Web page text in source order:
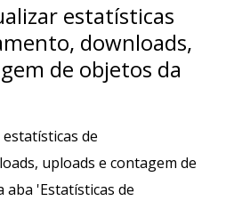
estatísticas
downloads,
de objetos da
de
uploads e contagem de
aba 'Estatísticas de